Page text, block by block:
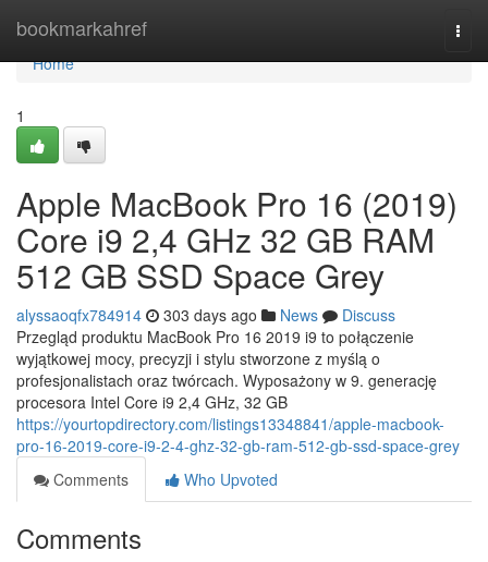
bookmarkahref
Home
Home
1
Apple MacBook Pro 16 (2019)
Core i9 2,4 GHz 32 GB RAM
512 GB SSD Space Grey
alyssaoqfx784914 303 days ago News
Discuss
Przegląd produktu MacBook Pro 16 2019 i9 to połączenie
wyjątkowej mocy, precyzji i stylu stworzone z myślą o
profesjonalistach oraz twórcach. Wyposażony w 9. generację
procesora Intel Core i9 2,4 GHz, 32 GB
https://yourtopdirectory.com/listings13348841/apple-macbook-
pro-16-2019-core-i9-2-4-ghz-32-gb-ram-512-gb-ssd-space-grey
Comments
Who Upvoted
Comments